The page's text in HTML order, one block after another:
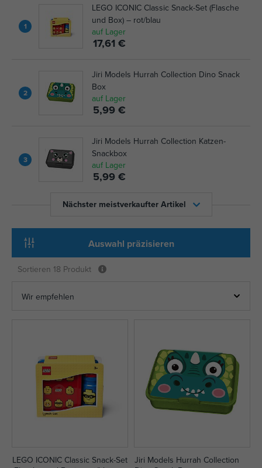
1
LEGO ICONIC Classic Snack-Set (Flasche
und Box) – rot/blau
auf Lager
17,61 €
2
Jiri Models Hurrah Collection Dino Snack
Box
auf Lager
5,99 €
3
Jiri Models Hurrah Collection Katzen-
Snackbox
auf Lager
5,99 €
Nächster meistverkaufter Artikel
Auswahl präzisieren
Sortieren 18 Produkt
LEGO ICONIC Classic Snack-Set Jiri Models Hurrah Collection